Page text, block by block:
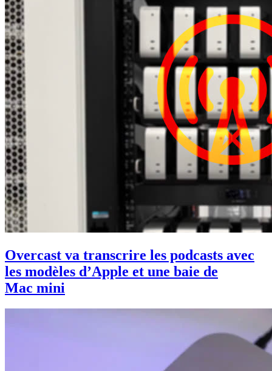
Overcast va transcrire les podcasts avec
les modèles d’Apple et une baie de
Mac mini